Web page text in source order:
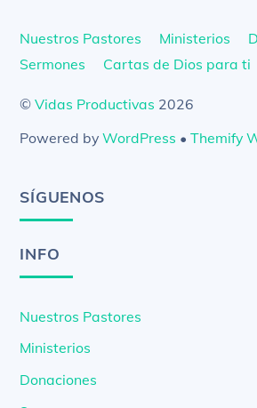
Nuestros Pastores Ministerios
Sermones
Cartas de Dios para ti
©Vidas Productivas 2026
Powered byWordPress •Themify
SÍGUENOS
INFO
Nuestros Pastores
Ministerios
Donaciones